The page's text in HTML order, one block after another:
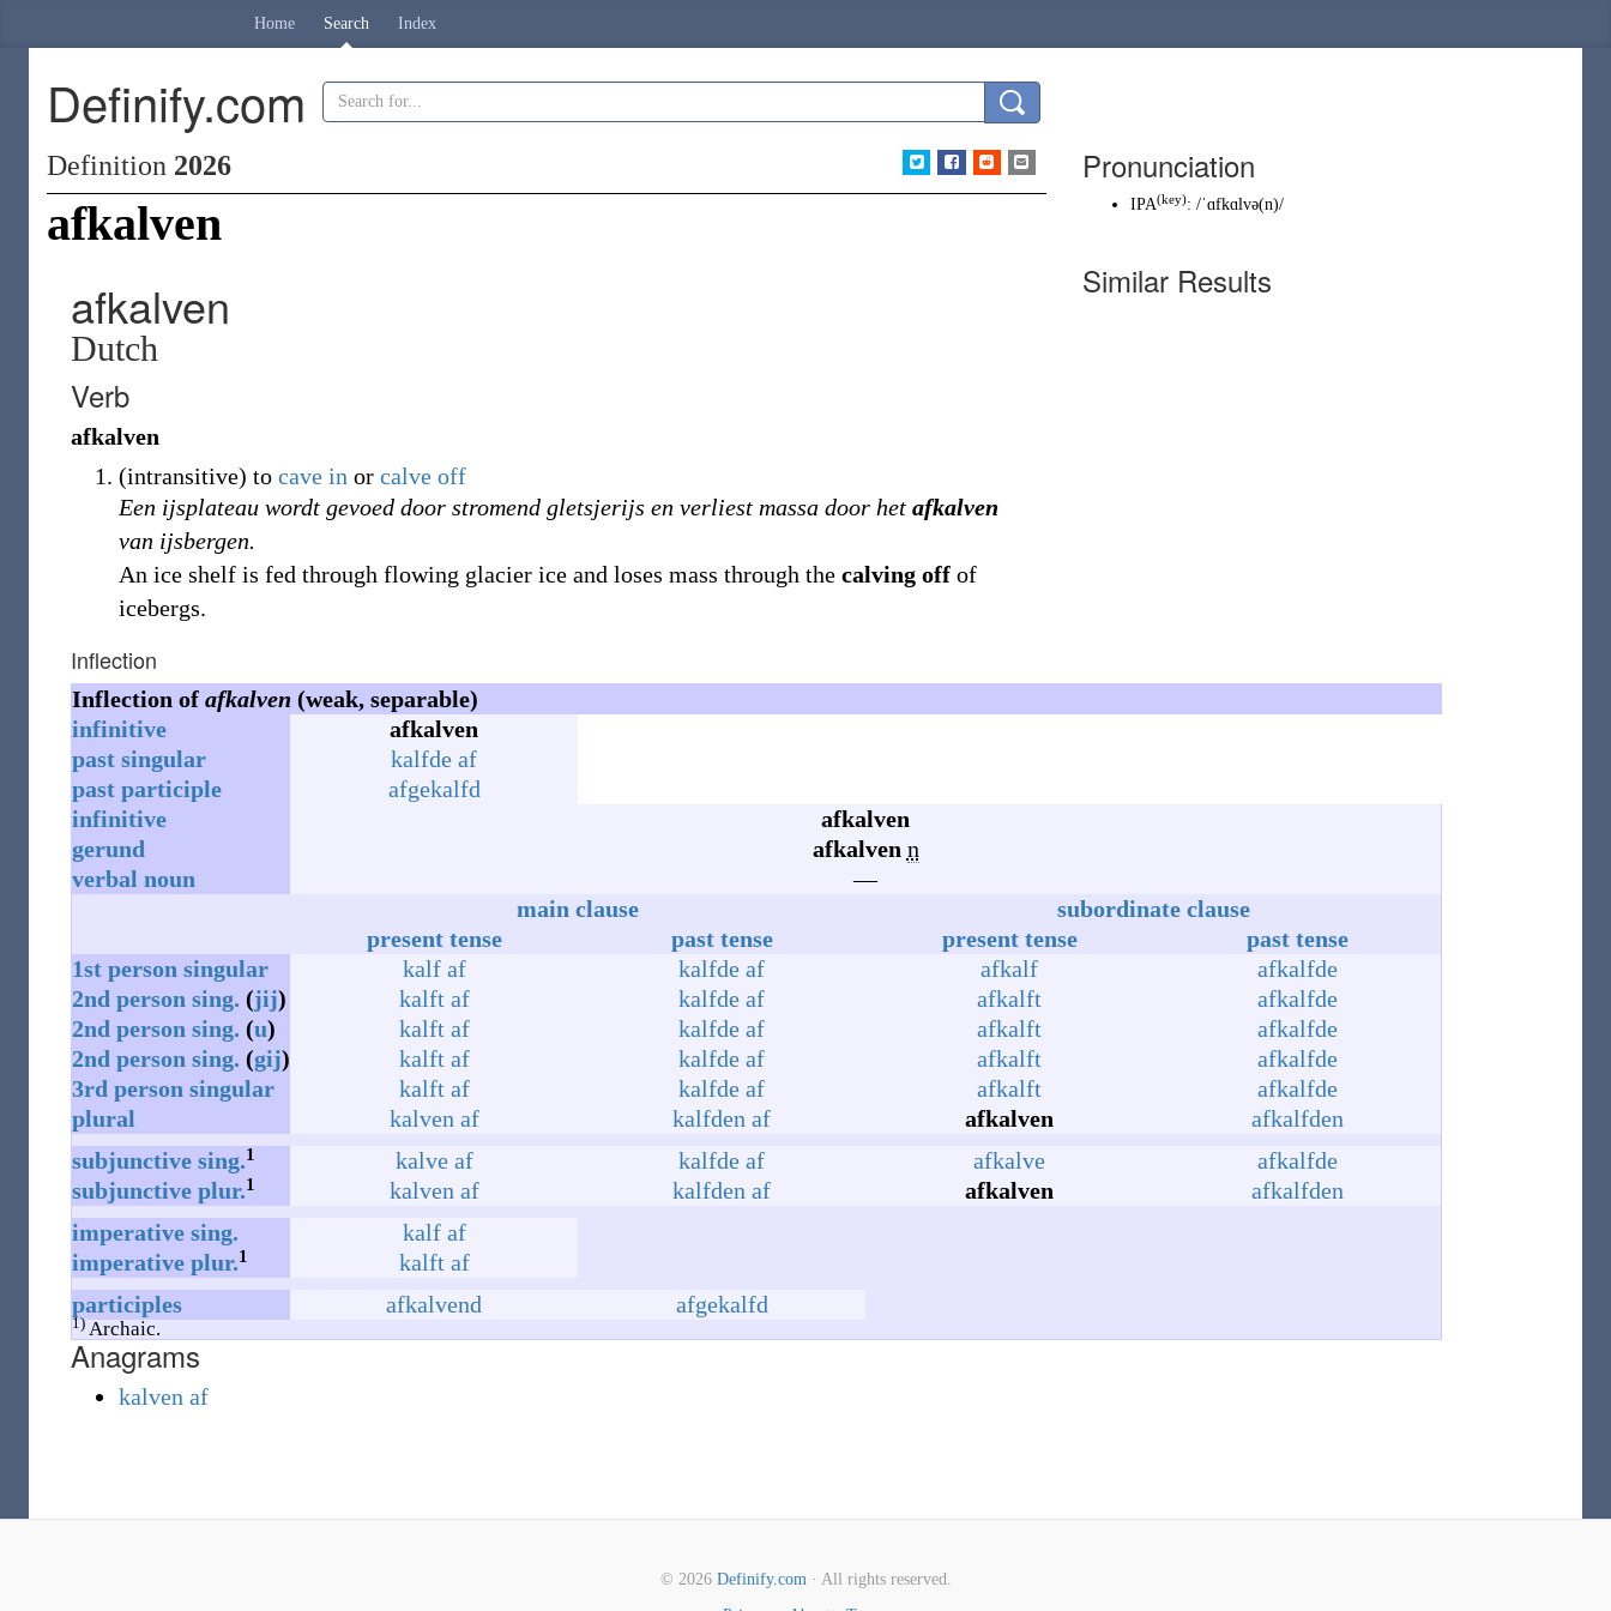
Home Search Index
Definify.com
Definition 2026
afkalven
afkalven
Dutch
Verb
afkalven
(intransitive) to cave in or calve off
Een ijsplateau wordt gevoed door stromend gletsjerijs en verliest massa door het afkalven
van ijsbergen.
An ice shelf is fed through flowing glacier ice and loses mass through the calving off of
icebergs.
Inflection
Inflection of afkalven (weak, separable)
infinitive
afkalven
past singular
kalfde af
past participle
afgekalfd
infinitive
afkalven
gerund
afkalven n
verbal noun
—
main clause
subordinate clause
present tense
past tense present tense
past tense
1st person singular kalf af kalfde af afkalf
afkalfde
2nd person sing. (jij) kalft af kalfde af afkalft
afkalfde
2nd person sing. (u) kalft af kalfde af afkalft
afkalfde
2nd person sing. (gij) kalft af kalfde af afkalft
afkalfde
3rd person singular kalft af kalfde af afkalft
afkalfde
plural
kalven af kalfden af afkalven
afkalfden
subjunctive sing.1 kalve af kalfde af afkalve
afkalfde
subjunctive plur.1 kalven af kalfden af afkalven
afkalfden
imperative sing.
kalf af
imperative plur.1
kalft af
participles
afkalvend afgekalfd
1) Archaic.
Anagrams
kalven af
Pronunciation
IPA(key): /ˈɑfkɑlvə(n)/
Similar Results
© 2026 Definify.com· All rights reserved.